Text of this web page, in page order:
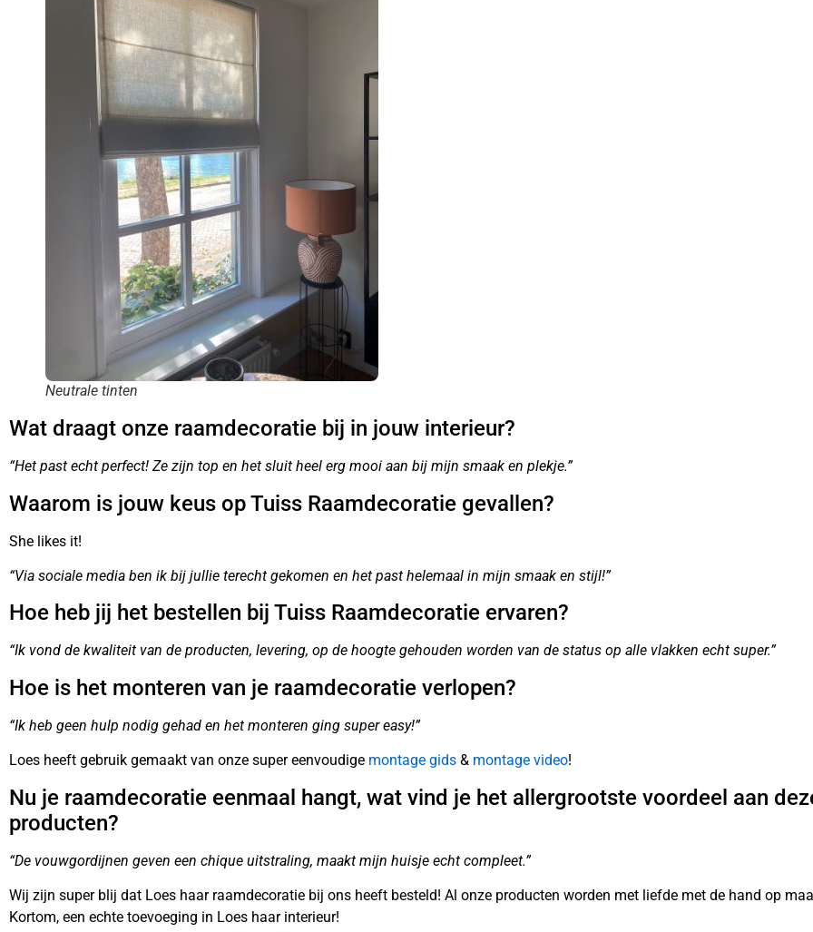
Neutrale tinten
Wat draagt onze raamdecoratie bij in jouw interieur?
“Het past echt perfect! Ze zijn top en het sluit heel erg mooi aan bij mijn smaak en plekje.”
Waarom is jouw keus op Tuiss Raamdecoratie gevallen?
She likes it!
“Via sociale media ben ik bij jullie terecht gekomen en het past helemaal in mijn smaak en stijl!”
Hoe heb jij het bestellen bij Tuiss Raamdecoratie ervaren?
“Ik vond de kwaliteit van de producten, levering, op de hoogte gehouden worden van de status op alle vlakken echt super.”
Hoe is het monteren van je raamdecoratie verlopen?
“Ik heb geen hulp nodig gehad en het monteren ging super easy!”
Loes heeft gebruik gemaakt van onze super eenvoudige montage gids & montage video!
Nu je raamdecoratie eenmaal hangt, wat vind je het allergrootste voordeel aan
producten?
“De vouwgordijnen geven een chique uitstraling, maakt mijn huisje echt compleet.”
Wij zijn super blij dat Loes haar raamdecoratie bij ons heeft besteld! Al onze producten worden met liefde met de hand op
Kortom, een echte toevoeging in Loes haar interieur!